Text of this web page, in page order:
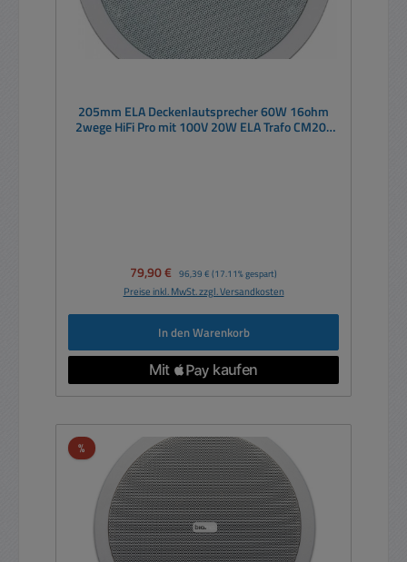
205mm ELA Deckenlautsprecher 60W 16ohm
2wege HiFi Pro mit 100V 20W ELA Trafo CM20T
Verkaufspreis:
79,90 € Regulärer Preis:
96,39 € (17.11% gespart)
Preise inkl. MwSt. zzgl. Versandkosten
In den Warenkorb
%Rabatt